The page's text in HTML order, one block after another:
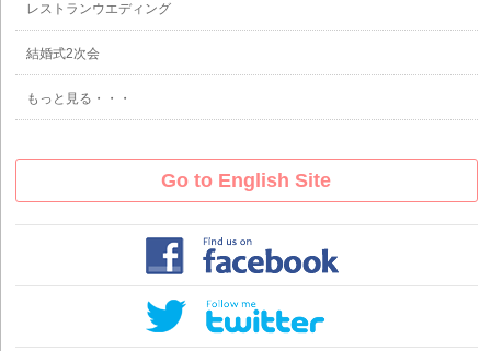
レストランウエディング
結婚式2次会
もっと見る・・・
Go to English Site